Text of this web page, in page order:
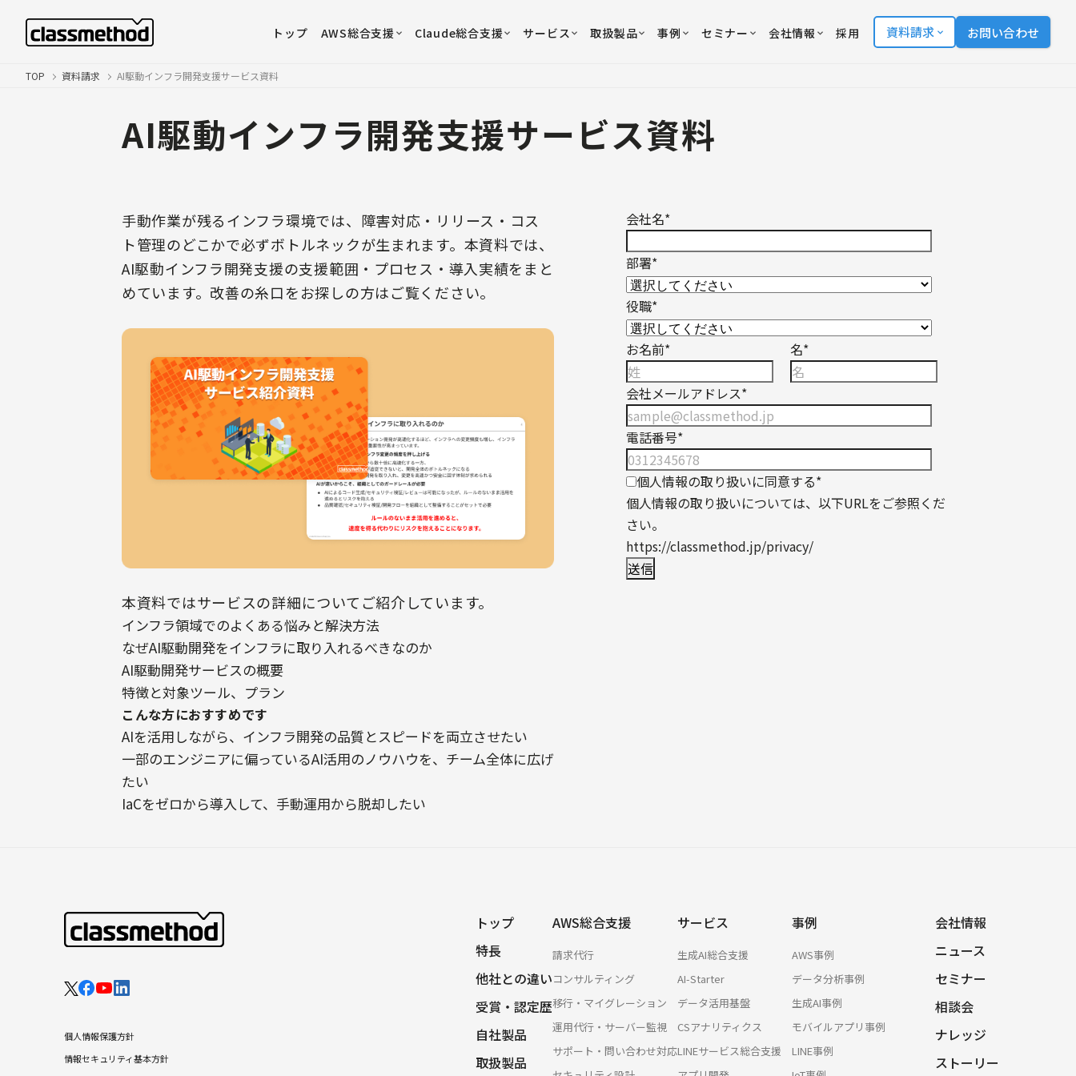
トップ AWS総合支援 Claude総合支援 サービス 取扱製品 事例 セミナー 会社情報 採用 資料請求 お問い合わせ
TOP 資料請求 AI駆動インフラ開発支援サービス資料
AI駆動インフラ開発支援サービス資料
手動作業が残るインフラ環境では、障害対応・リリース・コス
ト管理のどこかで必ずボトルネックが生まれます。本資料では、
AI駆動インフラ開発支援の支援範囲・プロセス・導入実績をまと
めています。改善の糸口をお探しの方はご覧ください。
本資料ではサービスの詳細についてご紹介しています。
インフラ領域でのよくある悩みと解決方法
なぜAI駆動開発をインフラに取り入れるべきなのか
AI駆動開発サービスの概要
特徴と対象ツール、プラン
こんな方におすすめです
AIを活用しながら、インフラ開発の品質とスピードを両立させたい
一部のエンジニアに偏っているAI活用のノウハウを、チーム全体に広げ
たい
IaCをゼロから導入して、手動運用から脱却したい
会社名*
部署*
役職*
お名前* 名*
会社メールアドレス*
電話番号*
個人情報の取り扱いに同意する*
個人情報の取り扱いについては、以下URLをご参照くだ
さい。
https://classmethod.jp/privacy/
個人情報保護方針
情報セキュリティ基本方針
トップ
特長
他社との違い
受賞・認定歴
自社製品
取扱製品
AWS総合支援
請求代行
コンサルティング
移行・マイグレーション
運用代行・サーバー監視
サポート・問い合わせ対応
サービス
生成AI総合支援
AI-Starter
データ活用基盤
CSアナリティクス
LINEサービス総合支援
事例
AWS事例
データ分析事例
生成AI事例
モバイルアプリ事例
LINE事例
会社情報
ニュース
セミナー
相談会
ナレッジ
ストーリー